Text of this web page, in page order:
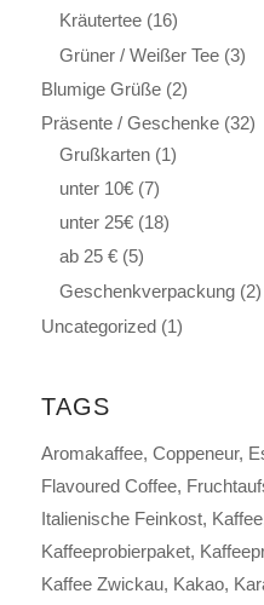
Kräutertee (16)
Grüner / Weißer Tee (3)
Blumige Grüße (2)
Präsente / Geschenke (32)
Grußkarten (1)
unter 10€ (7)
unter 25€ (18)
ab 25 € (5)
Geschenkverpackung (2)
Uncategorized (1)
TAGS
Aromakaffee Coppeneur
Flavoured Coffee
Italienische Feinkost Kaffee
Kaffeeprobierpaket
Kaffee Zwickau Kakao